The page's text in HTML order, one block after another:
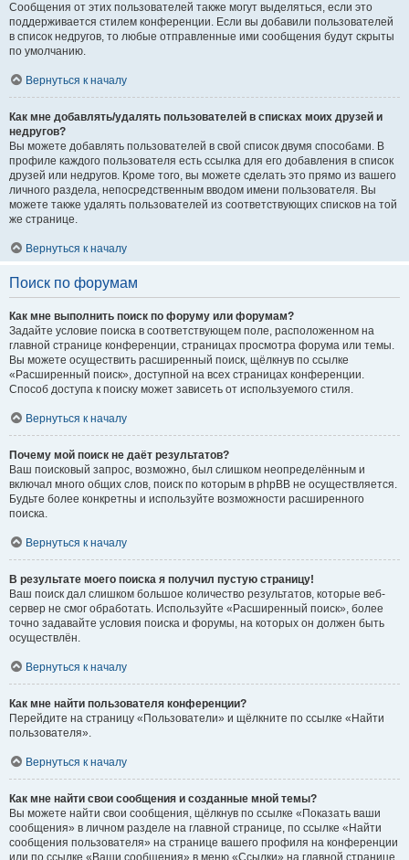
Сообщения от этих пользователей также могут выделяться, если это
поддерживается стилем конференции. Если вы добавили пользователей
в список недругов, то любые отправленные ими сообщения будут скрыты
по умолчанию.
Вернуться к началу
Как мне добавлять/удалять пользователей в списках моих друзей и
недругов?
Вы можете добавлять пользователей в свой список двумя способами. В
профиле каждого пользователя есть ссылка для его добавления в список
друзей или недругов. Кроме того, вы можете сделать это прямо из вашего
личного раздела, непосредственным вводом имени пользователя. Вы
можете также удалять пользователей из соответствующих списков на той
же странице.
Вернуться к началу
Поиск по форумам
Как мне выполнить поиск по форуму или форумам?
Задайте условие поиска в соответствующем поле, расположенном на
главной странице конференции, страницах просмотра форума или темы.
Вы можете осуществить расширенный поиск, щёлкнув по ссылке
«Расширенный поиск», доступной на всех страницах конференции.
Способ доступа к поиску может зависеть от используемого стиля.
Вернуться к началу
Почему мой поиск не даёт результатов?
Ваш поисковый запрос, возможно, был слишком неопределённым и
включал много общих слов, поиск по которым в phpBB не осуществляется.
Будьте более конкретны и используйте возможности расширенного
поиска.
Вернуться к началу
В результате моего поиска я получил пустую страницу!
Ваш поиск дал слишком большое количество результатов, которые веб-
сервер не смог обработать. Используйте «Расширенный поиск», более
точно задавайте условия поиска и форумы, на которых он должен быть
осуществлён.
Вернуться к началу
Как мне найти пользователя конференции?
Перейдите на страницу «Пользователи» и щёлкните по ссылке «Найти
пользователя».
Вернуться к началу
Как мне найти свои сообщения и созданные мной темы?
Вы можете найти свои сообщения, щёлкнув по ссылке «Показать ваши
сообщения» в личном разделе на главной странице, по ссылке «Найти
сообщения пользователя» на странице вашего профиля на конференции
или по ссылке «Ваши сообщения» в меню «Ссылки» на главной странице.